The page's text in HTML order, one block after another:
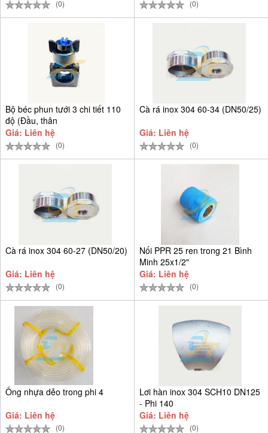
(0) (0)
Bộ béc phun tưới 3 chi tiết 110
độ (Đầu, thân
Giá: Liên hệ
(0)
Cà rá inox 304 60-34 (DN50/25)
Giá: Liên hệ
(0)
Cà rá inox 304 60-27 (DN50/20)
Giá: Liên hệ
(0)
Nối PPR 25 ren trong 21 Bình
Minh 25x1/2"
Giá: Liên hệ
(0)
Ống nhựa dẻo trong phi 4
Giá: Liên hệ
(0)
Lơi hàn inox 304 SCH10 DN125
- Phi 140
Giá: Liên hệ
(0)